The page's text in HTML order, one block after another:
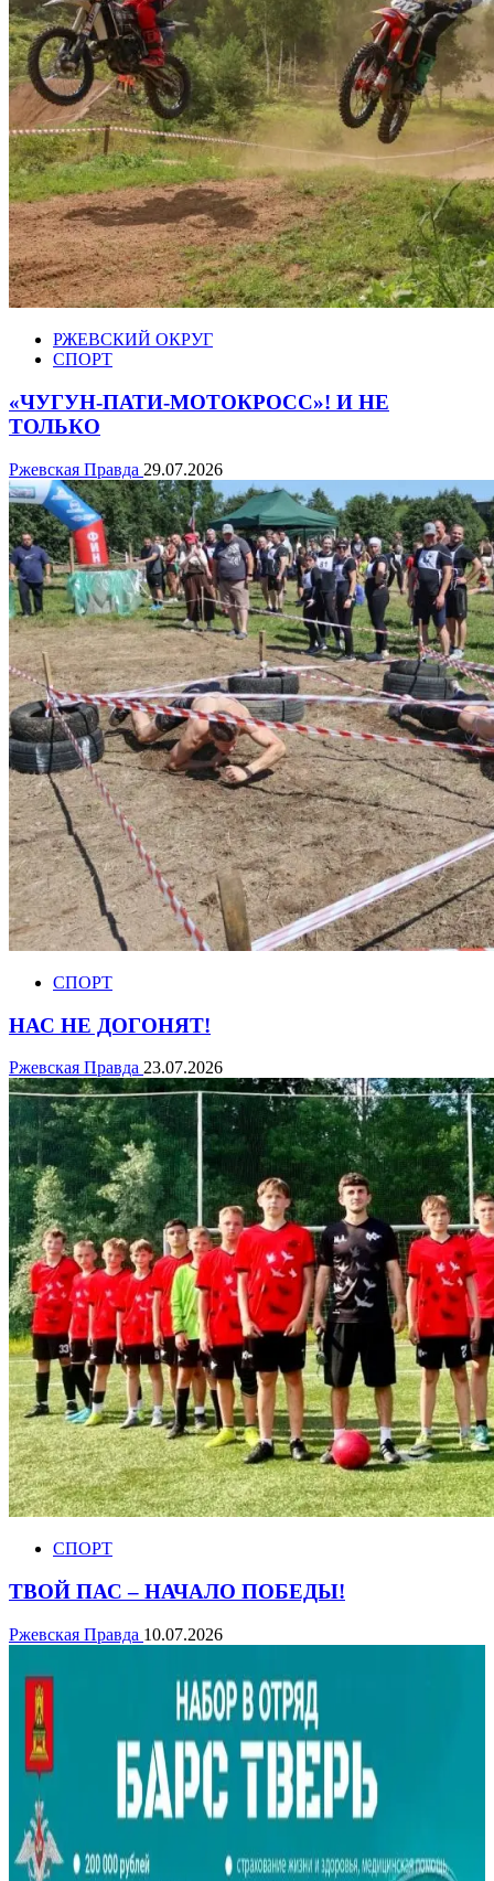
РЖЕВСКИЙ ОКРУГ
СПОРТ
«ЧУГУН-ПАТИ-МОТОКРОСС»! И НЕ
ТОЛЬКО
Ржевская Правда 29.07.2026
СПОРТ
НАС НЕ ДОГОНЯТ!
Ржевская Правда 23.07.2026
СПОРТ
ТВОЙ ПАС – НАЧАЛО ПОБЕДЫ!
Ржевская Правда 10.07.2026